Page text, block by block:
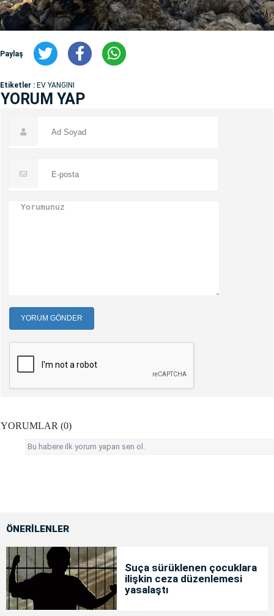
Paylaş
Etiketler : EV YANGINI
YORUM YAP
YORUM GÖNDER
YORUMLAR (0)
Bu habere ilk yorum yapan sen ol.
ÖNERİLENLER
Suça sürüklenen çocuklara
ilişkin ceza düzenlemesi
yasalaştı